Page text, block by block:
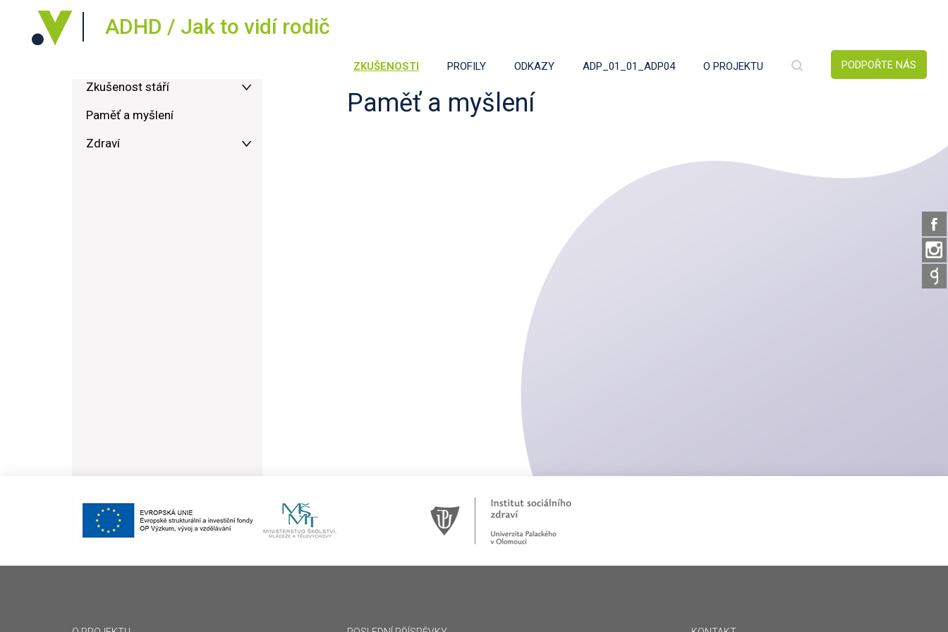
ADHD / Jak to vidí rodič
PODPOŘTE NÁS
ZKUŠENOSTI PROFILY ODKAZY ADP_01_01_ADP04 O PROJEKTU
Zkušenost stáří
Paměť a myšlení
Zdraví
Paměť a myšlení